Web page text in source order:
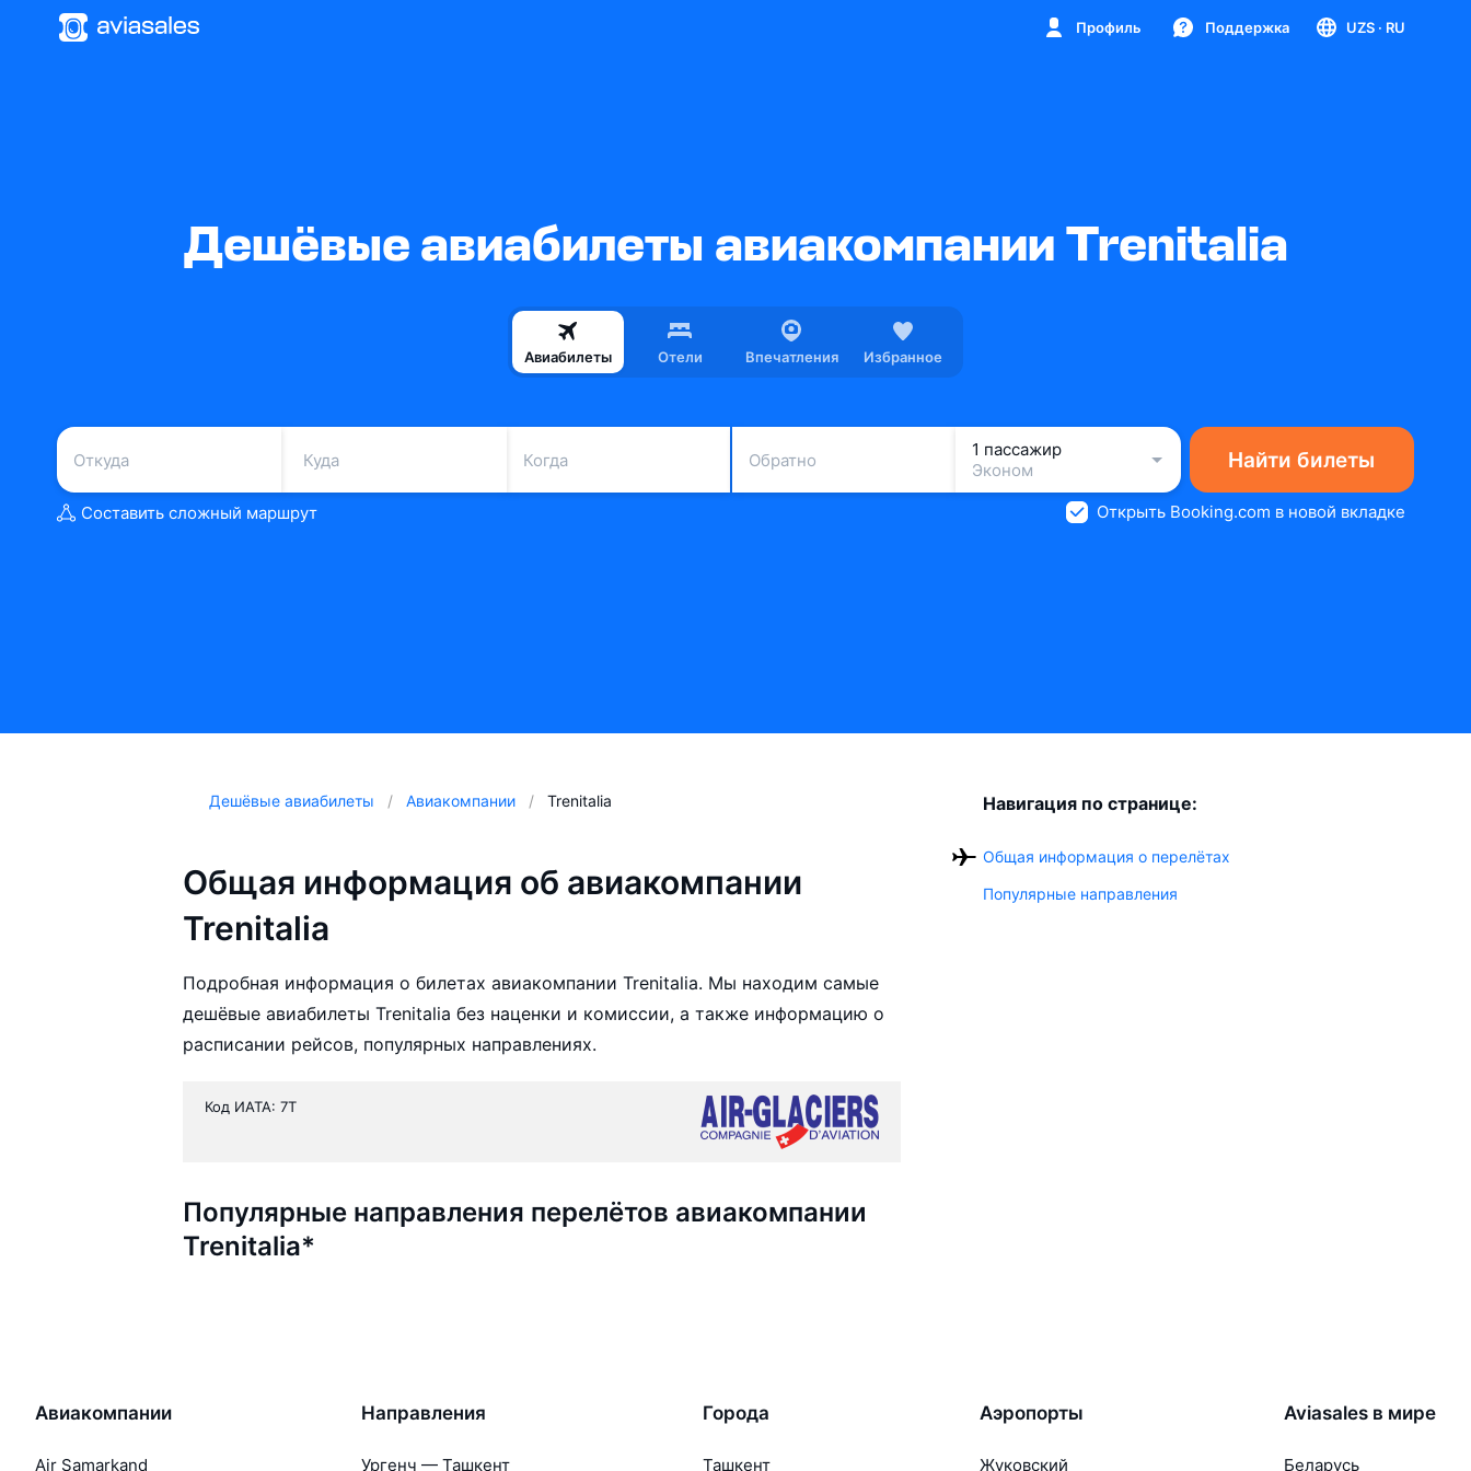
Профиль Поддержка UZS · RU
Дешёвые авиабилеты авиакомпании Trenitalia
Авиабилеты Отели Впечатления Избранное
Когда Обратно
1 пассажир
Эконом
Найти билеты
Составить сложный маршрут Открыть Booking.com в новой вкладке
Дешёвые авиабилеты Авиакомпании Trenitalia
Общая информация об авиакомпании
Trenitalia
Подробная информация о билетах авиакомпании Trenitalia. Мы находим самые
дешёвые авиабилеты Trenitalia без наценки и комиссии, а также информацию о
расписании рейсов, популярных направлениях.
Код ИАТА: 7T
Популярные направления перелётов авиакомпании
Trenitalia*
Навигация по странице:
Общая информация о перелётах
Популярные направления
Авиакомпании
Air Samarkand
Направления
Ургенч — Ташкент
Города
Ташкент
Аэропорты
Жуковский
Aviasales в мире
Беларусь